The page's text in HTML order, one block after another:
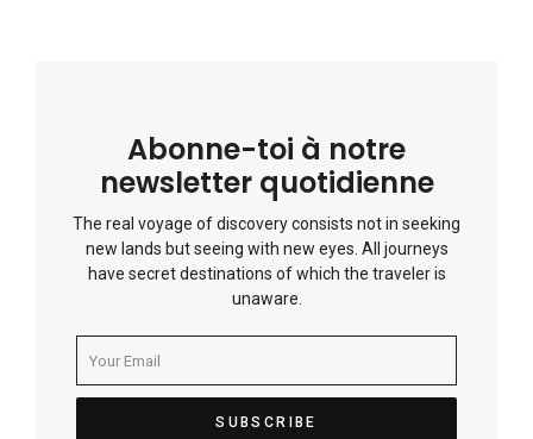
Abonne-toi à notre
newsletter quotidienne
The real voyage of discovery consists not in seeking
new lands but seeing with new eyes. All journeys
have secret destinations of which the traveler is
unaware.